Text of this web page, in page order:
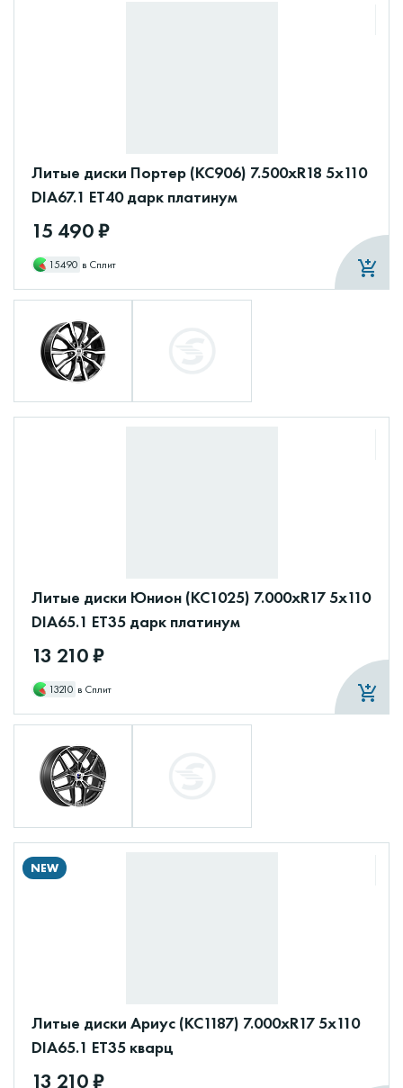
Литые диски Портер (КС906) 7.500xR18 5x110
DIA67.1 ET40 дарк платинум
15 490 ₽
15490 в Сплит
Литые диски Юнион (КС1025) 7.000xR17 5x110
DIA65.1 ET35 дарк платинум
13 210 ₽
13210 в Сплит
NEW
Литые диски Ариус (КС1187) 7.000xR17 5x110
DIA65.1 ET35 кварц
13 210 ₽